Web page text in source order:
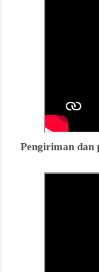
Pengiriman dan